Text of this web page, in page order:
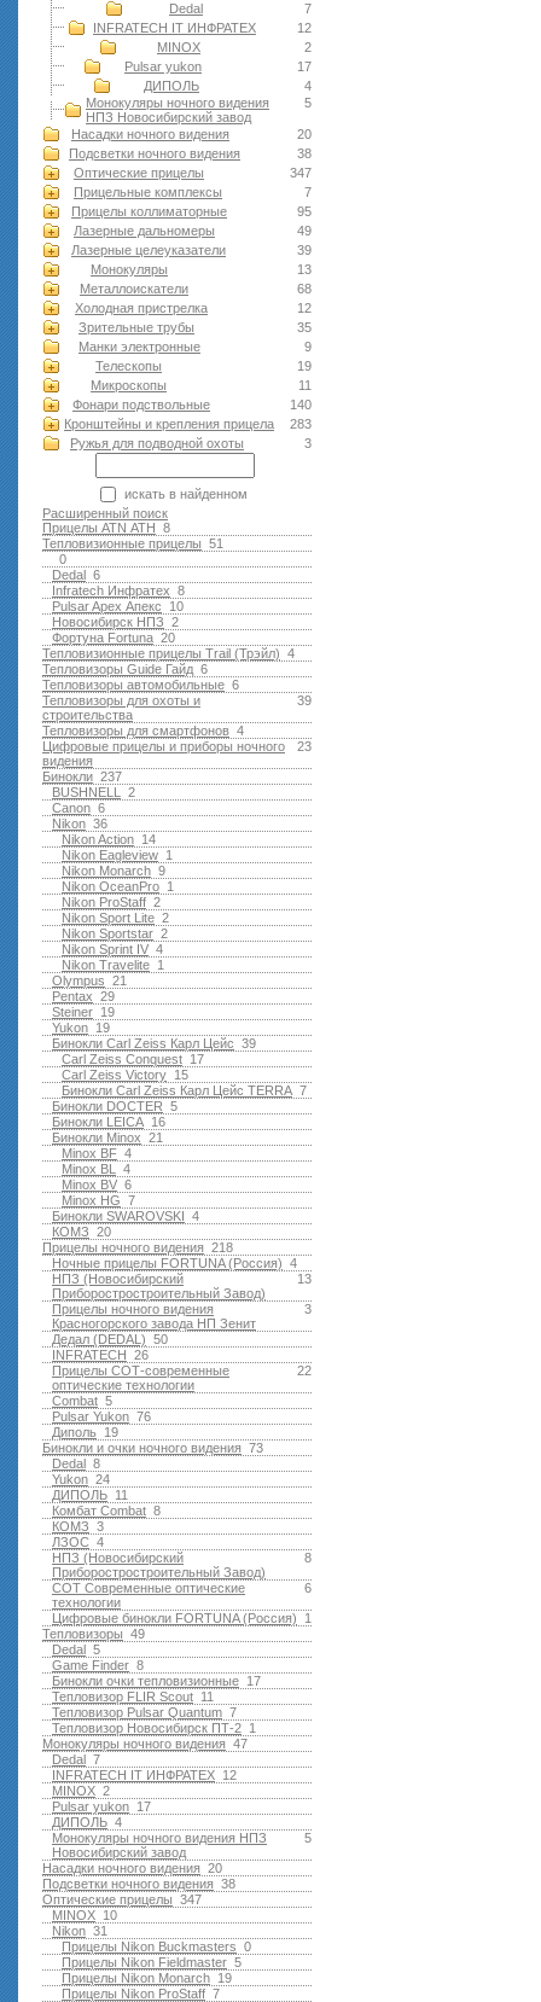
7
Dedal
12
INFRATECH IT ИНФРАТЕХ
2
MINOX
17
Pulsar yukon
4
ДИПОЛЬ
5
Монокуляры ночного видения
НПЗ Новосибирский завод
20
Насадки ночного видения
38
Подсветки ночного видения
347
Оптические прицелы
7
Прицельные комплексы
95
Прицелы коллиматорные
49
Лазерные дальномеры
39
Лазерные целеуказатели
13
Монокуляры
68
Металлоискатели
12
Холодная пристрелка
35
Зрительные трубы
9
Манки электронные
19
Телескопы
11
Микроскопы
140
Фонари подствольные
283
Кронштейны и крепления прицела
3
Ружья для подводной оxоты
искать в найденном
Расширенный поиск
8
Прицелы ATN АТН
51
Тепловизионные прицелы
0
6
Dedal
8
Infratech Инфратех
10
Pulsar Apex Апекс
2
Новосибирск НПЗ
20
Фортуна Fortuna
4
Тепловизионные прицелы Trail (Трэйл)
6
Тепловизоры Guide Гайд
6
Тепловизоры автомобильные
39
Тепловизоры для охоты и
строительства
4
Тепловизоры для смартфонов
23
Цифровые прицелы и приборы ночного
видения
237
Бинокли
2
BUSHNELL
6
Canon
36
Nikon
14
Nikon Action
1
Nikon Eagleview
9
Nikon Monarch
1
Nikon OceanPro
2
Nikon ProStaff
2
Nikon Sport Lite
2
Nikon Sportstar
4
Nikon Sprint IV
1
Nikon Travelite
21
Olympus
29
Pentax
19
Steiner
19
Yukon
39
Бинокли Carl Zeiss Карл Цейс
17
Carl Zeiss Conquest
15
Carl Zeiss Victory
7
Бинокли Carl Zeiss Карл Цейс TERRA
5
Бинокли DOCTER
16
Бинокли LEICA
21
Бинокли Minox
4
Minox BF
4
Minox BL
6
Minox BV
7
Minox HG
4
Бинокли SWAROVSKI
20
КОМЗ
218
Прицелы ночного видения
4
Ночные прицелы FORTUNA (Россия)
13
НПЗ (Новосибирский
Приборостростроительный Завод)
3
Прицелы ночного видения
Красногорского завода НП Зенит
50
Дедал (DEDAL)
26
INFRATECH
22
Прицелы СОТ-современные
оптические технологии
5
Combat
76
Pulsar Yukon
19
Диполь
73
Бинокли и очки ночного видения
8
Dedal
24
Yukon
11
ДИПОЛЬ
8
Комбат Combat
3
КОМЗ
4
ЛЗОС
8
НПЗ (Новосибирский
Приборостростроительный Завод)
6
СОТ Современные оптические
технологии
1
Цифровые бинокли FORTUNA (Россия)
49
Тепловизоры
5
Dedal
8
Game Finder
17
Бинокли очки тепловизионные
11
Тепловизор FLIR Scout
7
Тепловизор Pulsar Quantum
1
Тепловизор Новосибирск ПТ-2
47
Монокуляры ночного видения
7
Dedal
12
INFRATECH IT ИНФРАТЕХ
2
MINOX
17
Pulsar yukon
4
ДИПОЛЬ
5
Монокуляры ночного видения НПЗ
Новосибирский завод
20
Насадки ночного видения
38
Подсветки ночного видения
347
Оптические прицелы
10
MINOX
31
Nikon
0
Прицелы Nikon Buckmasters
5
Прицелы Nikon Fieldmaster
19
Прицелы Nikon Monarch
7
Прицелы Nikon ProStaff